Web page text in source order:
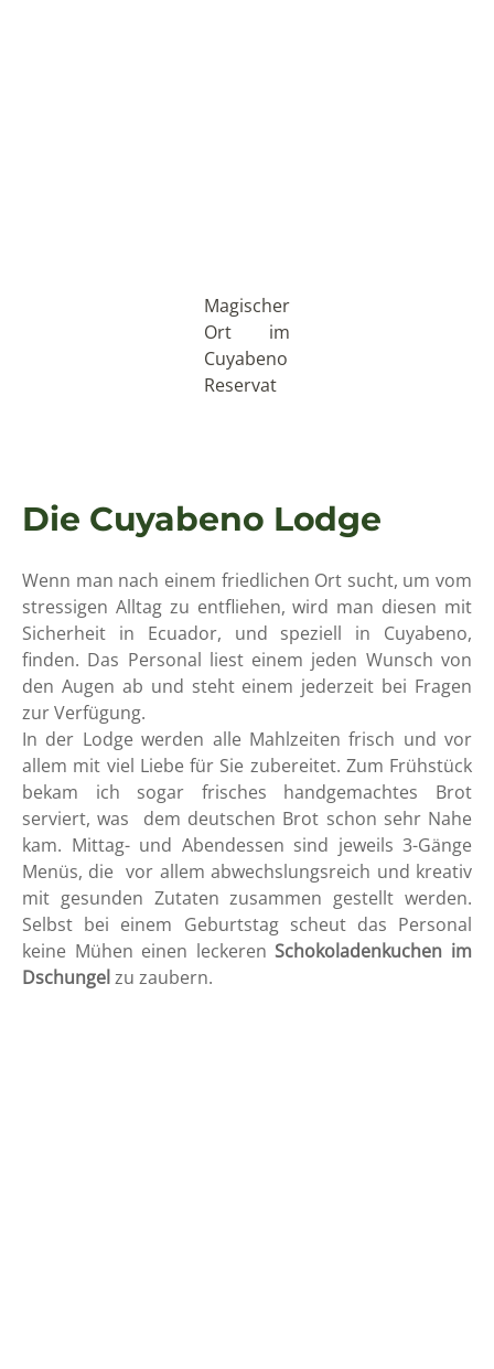
Magischer
Ort im
Cuyabeno
Reservat
Die Cuyabeno Lodge
Wenn man nach einem friedlichen Ort sucht, um vom
stressigen Alltag zu entfliehen, wird man diesen mit
Sicherheit in Ecuador, und speziell in Cuyabeno,
finden. Das Personal liest einem jeden Wunsch von
den Augen ab und steht einem jederzeit bei Fragen
zur Verfügung.
In der Lodge werden alle Mahlzeiten frisch und vor
allem mit viel Liebe für Sie zubereitet. Zum Frühstück
bekam ich sogar frisches handgemachtes Brot
serviert, was dem deutschen Brot schon sehr Nahe
kam. Mittag- und Abendessen sind jeweils 3-Gänge
Menüs, die vor allem abwechslungsreich und kreativ
mit gesunden Zutaten zusammen gestellt werden.
Selbst bei einem Geburtstag scheut das Personal
keine Mühen einen leckerenSchokoladenkuchen im
Dschungelzu zaubern.